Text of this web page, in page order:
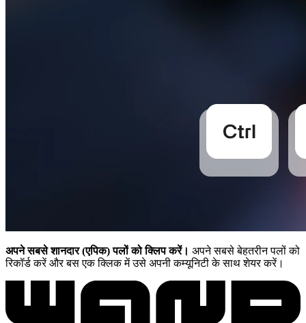
अपने सबसे शानदार (एपिक) पलों को क्लिप करें। अपने सबसे बेहतरीन पलों को
रिकॉर्ड करें और बस एक क्लिक में उसे अपनी कम्यूनिटी के साथ शेयर करें।